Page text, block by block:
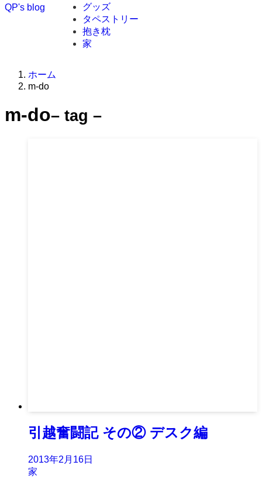
QP's blog
グッズ
タペストリー
抱き枕
家
ホーム
m-do
m-do– tag –
引越奮闘記 その② デスク編
2013年2月16日
家